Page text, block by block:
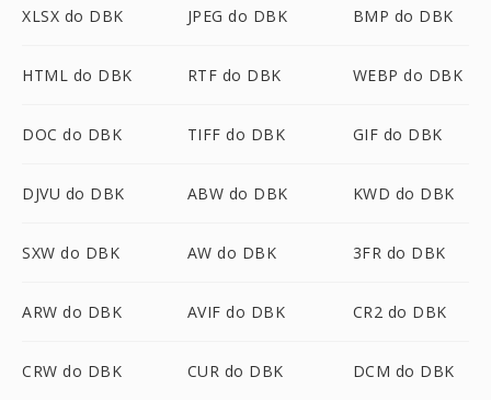
XLSX do DBK JPEG do DBK BMP do DBK
HTML do DBK RTF do DBK WEBP do DBK
DOC do DBK TIFF do DBK GIF do DBK
DJVU do DBK ABW do DBK KWD do DBK
SXW do DBK AW do DBK 3FR do DBK
ARW do DBK AVIF do DBK CR2 do DBK
CRW do DBK CUR do DBK DCM do DBK